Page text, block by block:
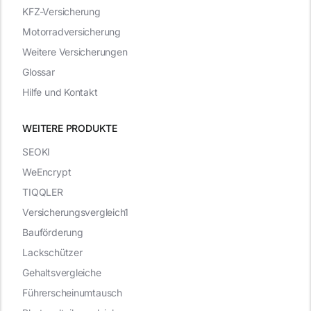
WEITERE PRODUKTE
KFZ-Versicherung
Motorradversicherung
Weitere Versicherungen
Glossar
Hilfe und Kontakt
SEOKI
WeEncrypt
TIQQLER
Versicherungsvergleich1
Bauförderung
Lackschützer
Gehaltsvergleiche
Führerscheinumtausch